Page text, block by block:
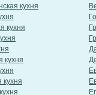
кухня
кухня
кухня
кухня